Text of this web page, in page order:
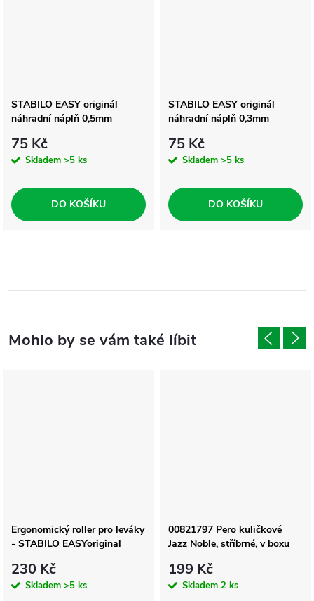
STABILO EASY originál
náhradní náplň 0,5mm
75 Kč
Skladem >5 ks
DO KOŠÍKU
STABILO EASY originál
náhradní náplň 0,3mm
75 Kč
Skladem >5 ks
DO KOŠÍKU
Ergonomický roller pro leváky
- STABILO EASYoriginal
230 Kč
Skladem >5 ks
00821797 Pero kuličkové
Jazz Noble, stříbrné, v boxu
199 Kč
Skladem 2 ks